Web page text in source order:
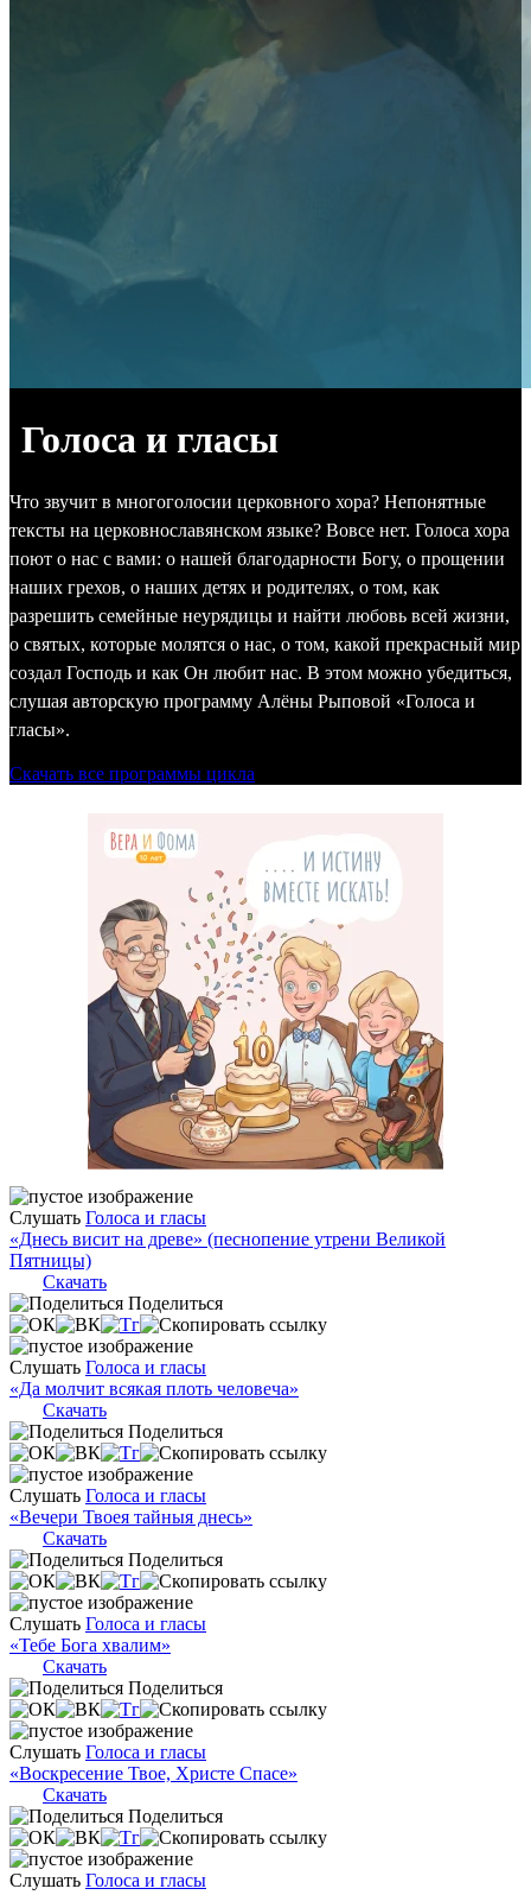
Голоса и гласы
Что звучит в многоголосии церковного хора? Непонятные
тексты на церковнославянском языке? Вовсе нет. Голоса хора
поют о нас с вами: о нашей благодарности Богу, о прощении
наших грехов, о наших детях и родителях, о том, как
разрешить семейные неурядицы и найти любовь всей жизни,
о святых, которые молятся о нас, о том, какой прекрасный мир
создал Господь и как Он любит нас. В этом можно убедиться,
слушая авторскую программу Алёны Рыповой «Голоса и
гласы».
Скачать все программы цикла
Слушать Голоса и гласы
«Днесь висит на древе» (песнопение утрени Великой
Пятницы)
Скачать
Поделиться
Слушать Голоса и гласы
«Да молчит всякая плоть человеча»
Скачать
Поделиться
Слушать Голоса и гласы
«Вечери Твоея тайныя днесь»
Скачать
Поделиться
Слушать Голоса и гласы
«Тебе Бога хвалим»
Скачать
Поделиться
Слушать Голоса и гласы
«Воскресение Твое, Христе Спасе»
Скачать
Поделиться
Слушать Голоса и гласы